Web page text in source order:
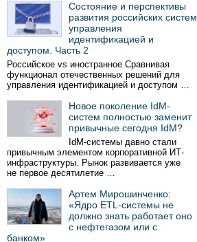
Состояние и перспективы
развития российских систем
управления
идентификацией и
доступом. Часть 2
Российское vs иностранное Сравнивая
функционал отечественных решений для
управления идентификацией и доступом …
Новое поколение IdM-
систем полностью заменит
привычные сегодня IdM?
IdM-системы давно стали
привычным элементом корпоративной ИТ-
инфраструктуры. Рынок развивается уже
не первое десятилетие …
Артем Мирошинченко:
«Ядро ETL-системы не
должно знать работает оно
с нефтегазом или с
банком»